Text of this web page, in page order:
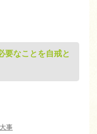
要なことを自戒と
事